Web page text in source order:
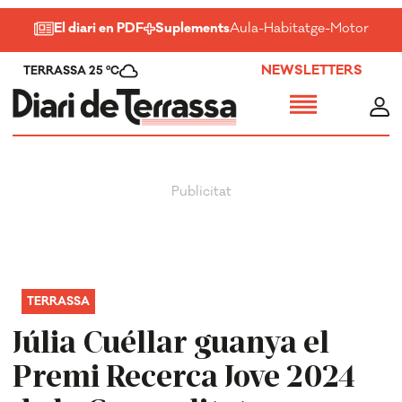
El diari en PDF SuplementsAula-Habitatge-Motor-
TERRASSA 25 ºC NEWSLETTERS
Júlia Cuéllar guanya el
Premi Recerca Jove 2024
TERRASSA